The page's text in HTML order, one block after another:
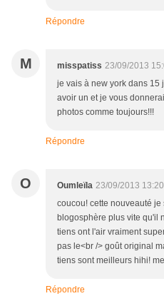
Répondre
M misspatiss 23/09/2013
je vais à new york dans 15
avoir un et je vous
photos comme toujours!!!
Répondre
O Oumleïla 23/09/2013 13:20
coucou! cette nouveauté
blogosphère plus vite qu'il
tiens ont l'air vraiment
pas le<br /> goût original
tiens sont meilleurs hihi!
Répondre